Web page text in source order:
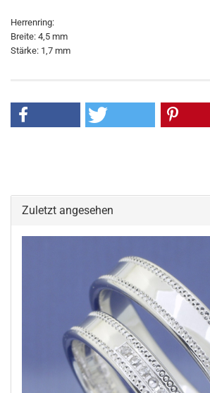
Herrenring:
Breite: 4,5 mm
Stärke: 1,7 mm
Zuletzt angesehen